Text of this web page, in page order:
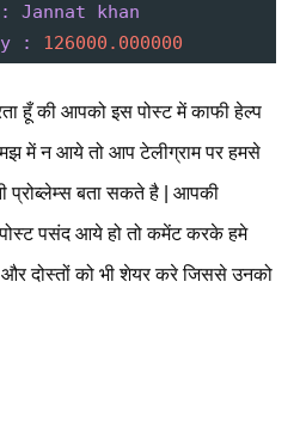
: Jannat
khan
: 126000.000000
हूँ की आपको इस पोस्ट में काफी हेल्प
में न आये तो आप टेलीग्राम पर हमसे
बता सकते है | आपकी
पसंद आये हो तो कमेंट करके हमे
दोस्तों को भी शेयर करे जिससे उनको